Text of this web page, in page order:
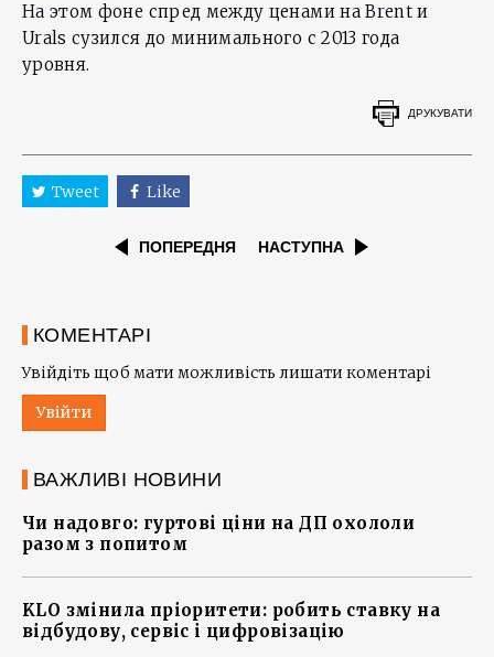
На этом фоне спред между ценами на Brent и
Urals сузился до минимального с 2013 года
уровня.
ДРУКУВАТИ
Tweet Like
ПОПЕРЕДНЯ НАСТУПНА
КОМЕНТАРІ
Увійдіть щоб мати можливість лишати коментарі
Увійти
ВАЖЛИВІ НОВИНИ
Чи надовго: гуртові ціни на ДП охололи
разом з попитом
KLO змінила пріоритети: робить ставку на
відбудову, сервіс і цифровізацію